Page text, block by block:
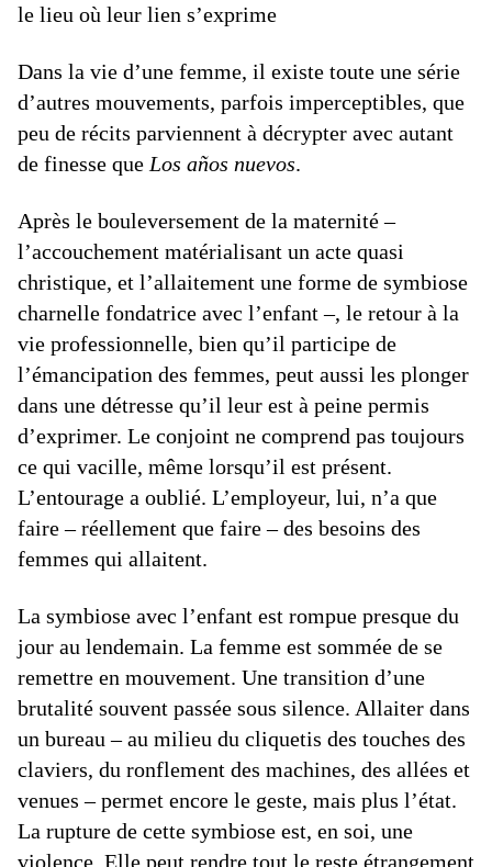
le lieu où leur lien s’exprime
Dans la vie d’une femme, il existe toute une série
d’autres mouvements, parfois imperceptibles, que
peu de récits parviennent à décrypter avec autant
de finesse que Los años nuevos.
Après le bouleversement de la maternité –
l’accouchement matérialisant un acte quasi
christique, et l’allaitement une forme de symbiose
charnelle fondatrice avec l’enfant –, le retour à la
vie professionnelle, bien qu’il participe de
l’émancipation des femmes, peut aussi les plonger
dans une détresse qu’il leur est à peine permis
d’exprimer. Le conjoint ne comprend pas toujours
ce qui vacille, même lorsqu’il est présent.
L’entourage a oublié. L’employeur, lui, n’a que
faire – réellement que faire – des besoins des
femmes qui allaitent.
La symbiose avec l’enfant est rompue presque du
jour au lendemain. La femme est sommée de se
remettre en mouvement. Une transition d’une
brutalité souvent passée sous silence. Allaiter dans
un bureau – au milieu du cliquetis des touches des
claviers, du ronflement des machines, des allées et
venues – permet encore le geste, mais plus l’état.
La rupture de cette symbiose est, en soi, une
violence. Elle peut rendre tout le reste étrangement